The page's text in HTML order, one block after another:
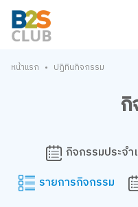
หน้าแรก • ปฏิทินกิจกรรม
กิ
กิจกรรมประจำ
รายการกิจกรรม